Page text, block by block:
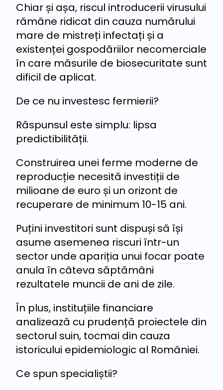
Chiar și așa, riscul introducerii virusului
rămâne ridicat din cauza numărului
mare de mistreți infectați și a
existenței gospodăriilor necomerciale
în care măsurile de biosecuritate sunt
dificil de aplicat.
De ce nu investesc fermierii?
Răspunsul este simplu: lipsa
predictibilității.
Construirea unei ferme moderne de
reproducție necesită investiții de
milioane de euro și un orizont de
recuperare de minimum 10-15 ani.
Puțini investitori sunt dispuși să își
asume asemenea riscuri într-un
sector unde apariția unui focar poate
anula în câteva săptămâni
rezultatele muncii de ani de zile.
În plus, instituțiile financiare
analizează cu prudență proiectele din
sectorul suin, tocmai din cauza
istoricului epidemiologic al României.
Ce spun specialiștii?